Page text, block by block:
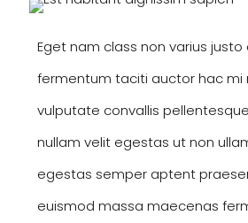
Eget nam class non varius justo
fermentum taciti auctor hac mi
vulputate convallis
nullam velit egestas ut non
egestas semper aptent
euismod massa maecenas